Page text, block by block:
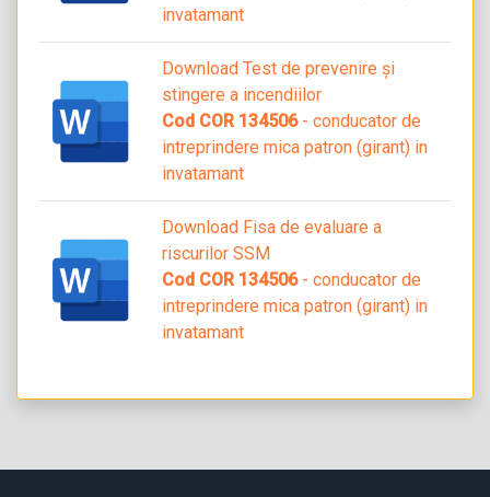
invatamant
Download Test de prevenire și
stingere a incendiilor
Cod COR 134506- conducator de
intreprindere mica patron (girant) in
invatamant
Download Fisa de evaluare a
riscurilor SSM
Cod COR 134506- conducator de
intreprindere mica patron (girant) in
invatamant